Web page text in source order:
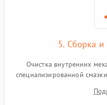
5. Сборка и
Очистка внутренних
специализированной
шарниры для плавного
Подключение всех